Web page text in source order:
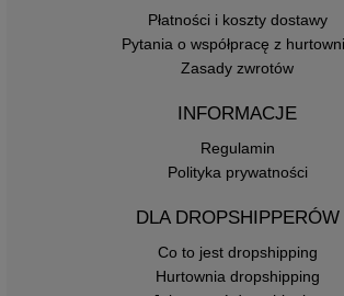
Płatności i koszty dostawy
Pytania o współpracę z
Zasady zwrotów
INFORMACJE
Regulamin
Polityka prywatności
DLA DROPSHIPPERÓW
Co to jest dropshipping
Hurtownia dropshipping